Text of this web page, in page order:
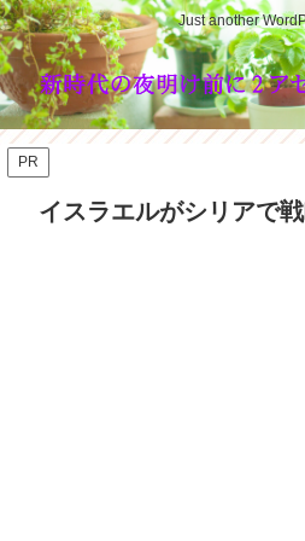
Just another
PR
イスラエルがシリアで